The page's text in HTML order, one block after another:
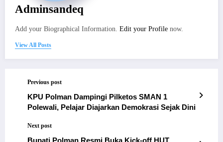
Adminsandeq
Add your Biographical Information. Edit your Profile now.
View All Posts
Previous post
KPU Polman Dampingi Pilketos SMAN 1
Polewali, Pelajar Diajarkan Demokrasi Sejak Dini
Next post
Bupati Polman Resmi Buka Kick-off HUT